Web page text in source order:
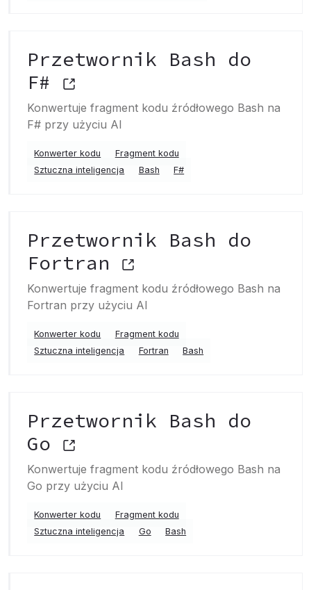
Przetwornik Bash do
F#
Konwertuje fragment kodu źródłowego Bash na
F# przy użyciu AI
Konwerter kodu
Fragment kodu
Sztuczna inteligencja
Bash F#
Przetwornik Bash do
Fortran
Konwertuje fragment kodu źródłowego Bash na
Fortran przy użyciu AI
Konwerter kodu
Fragment kodu
Sztuczna inteligencja
Fortran Bash
Przetwornik Bash do
Go
Konwertuje fragment kodu źródłowego Bash na
Go przy użyciu AI
Konwerter kodu
Fragment kodu
Sztuczna inteligencja
Go Bash